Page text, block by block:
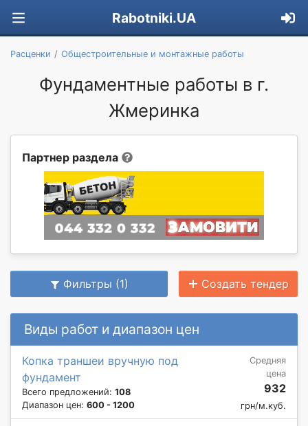
Rabotniki.UA
Расценки Общестроительные и монтажные работы
Фундаментные работы в г.
Жмеринка
Партнер раздела
Фильтры (1) Создать тендер
Виды работ и диапазон цен
Копка траншеи вручную под
фундамент
Всего предложений: 108
Диапазон цен: 600 - 1200
Средняя
цена
932
грн/м.куб.